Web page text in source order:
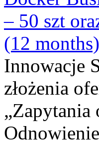
– 50 szt
(12
Innowacje
złożenia
„Zapytania